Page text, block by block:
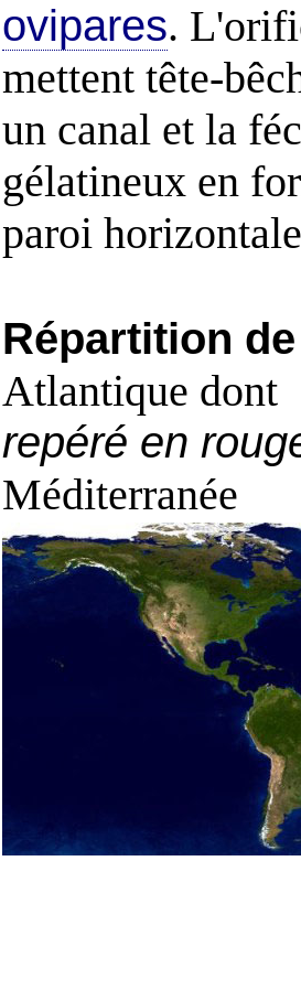
ovipares.
mettent tête-
un canal et la
gélatineux en
paroi
Répartition
Atlantique dont
repéré en
Méditerranée